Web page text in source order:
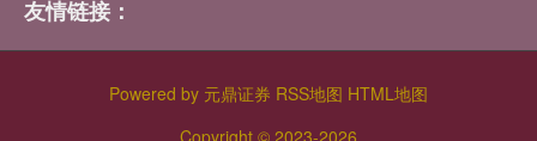
友情链接：
Powered by 元鼎证券 RSS地图 HTML地图
Copyright © 2023-2026